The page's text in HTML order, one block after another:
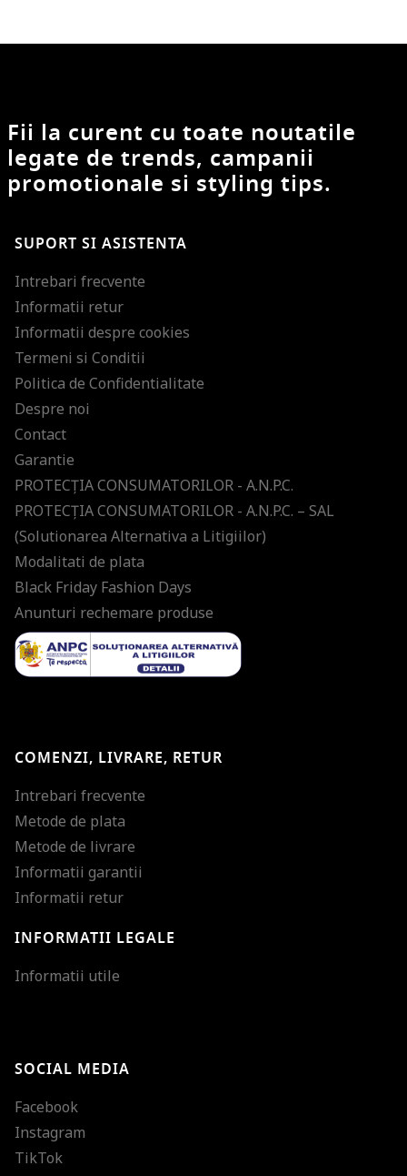
Fii la curent cu toate noutatile
legate de trends, campanii
promotionale si styling tips.
SUPORT SI ASISTENTA
Intrebari frecvente
Informatii retur
Informatii despre cookies
Termeni si Conditii
Politica de Confidentialitate
Despre noi
Contact
Garantie
PROTECŢIA CONSUMATORILOR - A.N.P.C.
PROTECŢIA CONSUMATORILOR - A.N.P.C. – SAL
(Solutionarea Alternativa a Litigiilor)
Modalitati de plata
Black Friday Fashion Days
Anunturi rechemare produse
COMENZI, LIVRARE, RETUR
Intrebari frecvente
Metode de plata
Metode de livrare
Informatii garantii
Informatii retur
INFORMATII LEGALE
Informatii utile
SOCIAL MEDIA
Facebook
Instagram
TikTok